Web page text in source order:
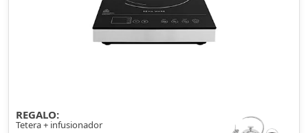
REGALO:
Tetera + infusionador